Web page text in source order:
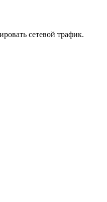
сетевой трафик.